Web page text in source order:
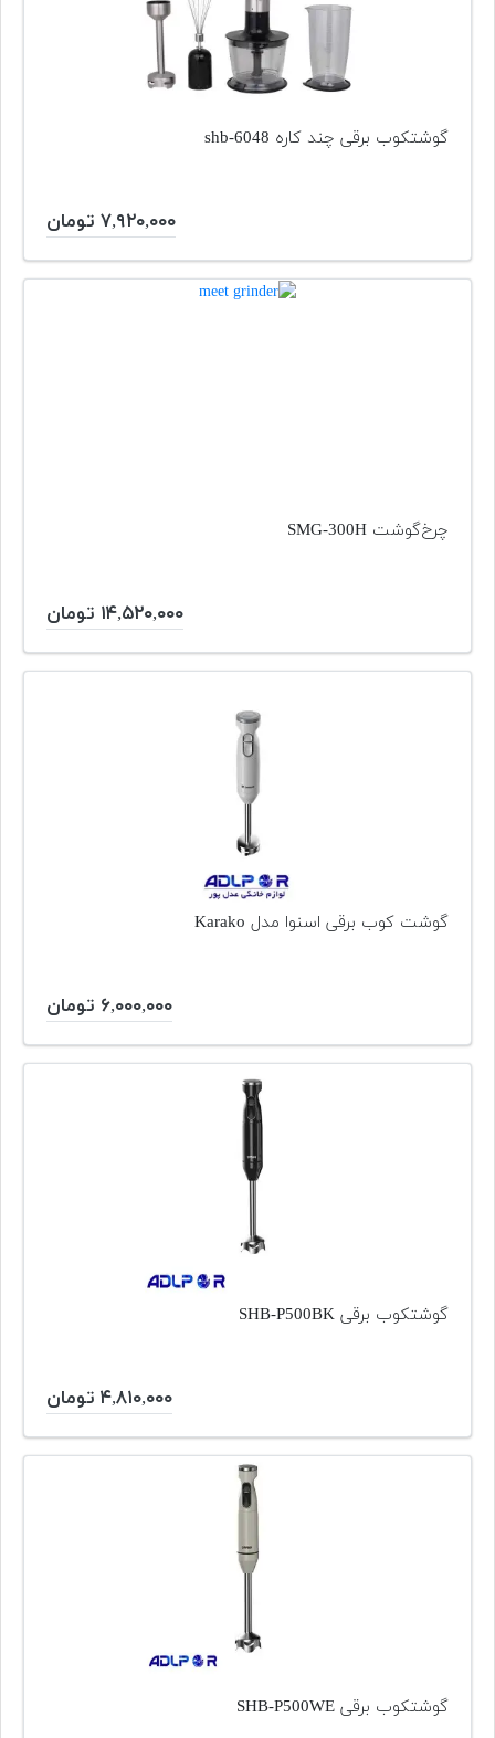
گوشتکوب برقی چند کاره shb-6048
۷,۹۲۰,۰۰۰ تومان
چرخ‌گوشت SMG-300H
۱۴,۵۲۰,۰۰۰ تومان
گوشت کوب برقی اسنوا مدل Karako
۶,۰۰۰,۰۰۰ تومان
گوشتکوب برقی SHB-P500BK
۴,۸۱۰,۰۰۰ تومان
گوشتکوب برقی SHB-P500WE